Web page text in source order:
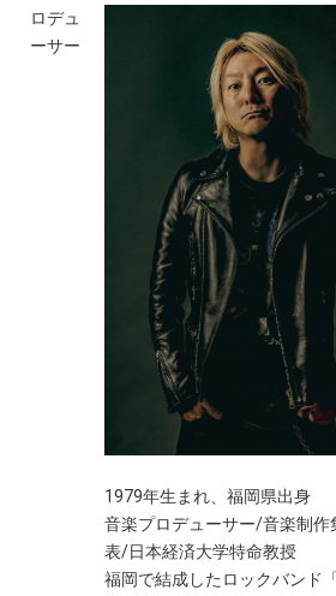
ロデュ
ーサー
1979年生まれ、福岡県出身
音楽プロデューサー/音楽制作
表/日本経済大学特命教授
福岡で結成したロックバンド